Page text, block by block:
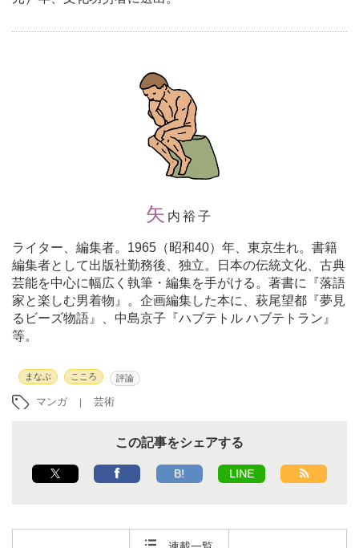
矢 内裕子
ライター、編集者。 1965 （昭和40）年、東京生れ。書籍
編集者として出版社勤務後、独立。日本の伝統文化、古典
芸能を中心に幅広く執筆・編集を手がける。著書に『落語
家と楽しむ男着物』。企画編集した本に、萩尾望都『夢見
るビーズ物語』、中島京子『ハブテトル ハブテトラン』
等。
まなぶ こころ 評論
マンガ 芸術
この記事をシェアする
B! LINE